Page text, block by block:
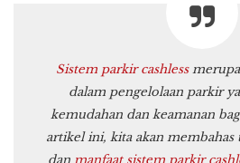
Sistem parkir cashless
dalam pengelolaan parkir
kemudahan dan keamanan
artikel ini, kita akan membahas